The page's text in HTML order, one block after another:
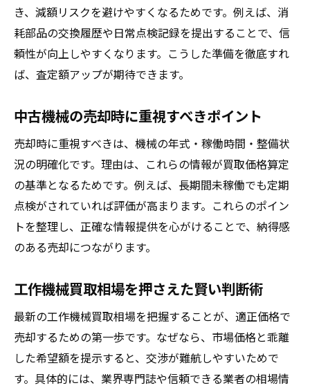
中古機械買取業者ごとの相場比較のポイン
ト
関東や大阪の中古機械買取トレンドを解説
相場情報を活かして機械を高く売る戦略
機械買取業者選びで押さえるべき判断基準
中古機械買取業者の口コミを活用するコツ
安心して任せられる機械買取センターの特
徴
実績豊富な機械買取業者の見分け方とは
ランキング情報を使った信頼できる業者探
査定サービス内容から比較する機械買取業
古い機械でも高く売れるポイントを押さえる
古い機械買取で重視されるポイントを解説
状態が悪い機械でも査定で差がつく理由
き、減額リスクを避けやすくなるためです。例えば、消
耗部品の交換履歴や日常点検記録を提出することで、信
頼性が向上しやすくなります。こうした準備を徹底すれ
ば、査定額アップが期待できます。
中古機械の売却時に重視すべきポイント
売却時に重視すべきは、機械の年式・稼働時間・整備状
況の明確化です。理由は、これらの情報が買取価格算定
の基準となるためです。例えば、長期間未稼働でも定期
点検がされていれば評価が高まります。これらのポイン
トを整理し、正確な情報提供を心がけることで、納得感
のある売却につながります。
工作機械買取相場を押さえた賢い判断術
最新の工作機械買取相場を把握することが、適正価格で
売却するための第一歩です。なぜなら、市場価格と乖離
した希望額を提示すると、交渉が難航しやすいためで
す。具体的には、業界専門誌や信頼できる業者の相場情